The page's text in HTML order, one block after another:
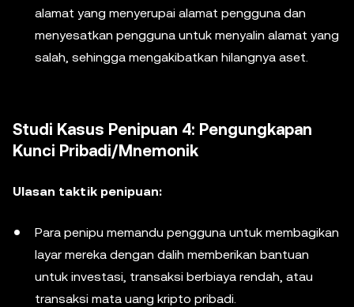
alamat yang menyerupai alamat pengguna dan
menyesatkan pengguna untuk menyalin alamat yang
salah, sehingga mengakibatkan hilangnya aset.
Studi Kasus Penipuan 4: Pengungkapan
Kunci Pribadi/Mnemonik
Ulasan taktik penipuan:
Para penipu memandu pengguna untuk membagikan
layar mereka dengan dalih memberikan bantuan
untuk investasi, transaksi berbiaya rendah, atau
transaksi mata uang kripto pribadi.